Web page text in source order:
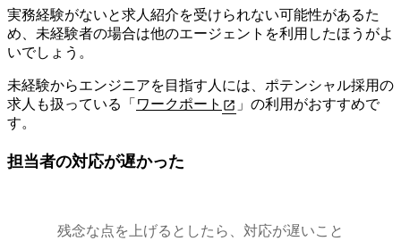
実務経験がないと求人紹介を受けられない可能性があるた
め、未経験者の場合は他のエージェントを利用したほうがよ
いでしょう。
未経験からエンジニアを目指す人には、ポテンシャル採用の
求人も扱っている「 ワークポート
」の利用がおすすめで
す。
担当者の対応が遅かった
残念な点を上げるとしたら、対応が遅いこと